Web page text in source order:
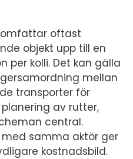
omfattar oftast
objekt upp till en
per kolli. Det kan gälla
mellan
transporter för
av rutter,
central.
samma aktör ger
kostnadsbild.